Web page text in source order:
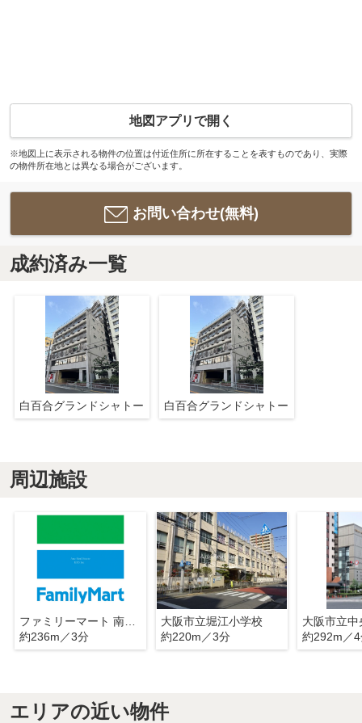
地図アプリで開く
※地図上に表示される物件の位置は付近住所に所在することを表すものであり、実際
の物件所在地とは異なる場合がございます。
お問い合わせ(無料)
成約済み一覧
白百合グランドシャトー 白百合グランドシャトー
周辺施設
ファミリーマート 南堀江三丁目店
約236m／3分
大阪市立堀江小学校
約220m／3分
大阪市立中
約292m／
エリアの近い物件